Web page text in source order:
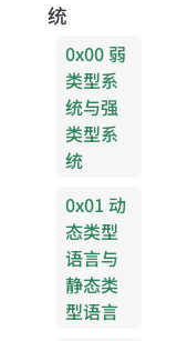
统
0x00 弱
类型系
统与强
类型系
统
0x01 动
态类型
语言与
静态类
型语言